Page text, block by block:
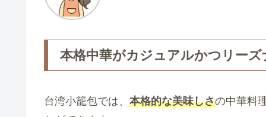
本格中華がカジュアルかつリー
台湾小籠包では、 本格的な美味しさの中華料